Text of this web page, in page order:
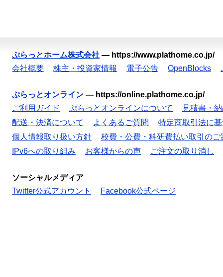
ぷらっとホーム株式会社 — https://www.plathome.co.jp/
会社概要
株主・投資家情報 電子公告 OpenBlocks
ぷらっとオンライン — https://online.plathome.co.jp/
ご利用ガイド
ぷらっとオンラインについて
見積書・
配送・決済について
よくあるご質問
特定商取引法に
個人情報取り扱い方針
校費・公費・科研費払い取引のご
IPv6への取り組み
お客様からの声 ご注文の取り消し
ソーシャルメディア
Twitter公式アカウント
Facebook公式ページ